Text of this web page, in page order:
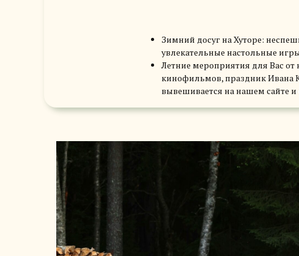
Зимний досуг на Хуторе:
увлекательные настольные
Летние мероприятия для Вас
кинофильмов, праздник Ивана
вывешивается на нашем сайте